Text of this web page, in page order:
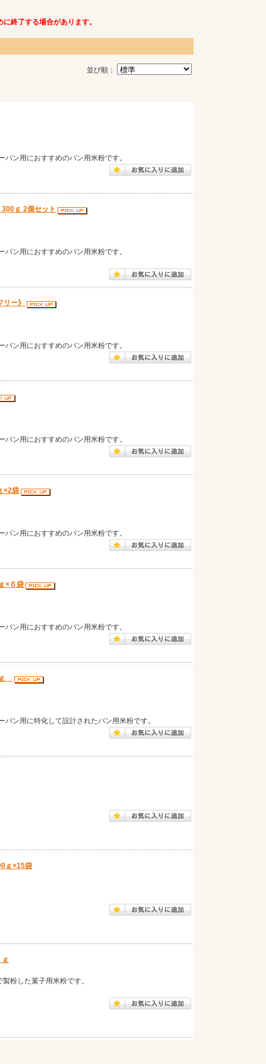
終了する場合があります。
並び順：
ン用におすすめのパン用米粉です。
ｇ 2個セット
ン用におすすめのパン用米粉です。
ー》
ン用におすすめのパン用米粉です。
ン用におすすめのパン用米粉です。
×2袋
ン用におすすめのパン用米粉です。
×６袋
ン用におすすめのパン用米粉です。
ン用に特化して設計されたパン用米粉です。
ｇ×15袋
粉した菓子用米粉です。